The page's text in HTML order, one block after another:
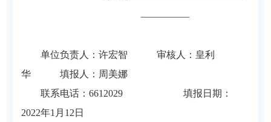
单位负责人：许宏智审核人： 皇利
华填报人： 周美娜
联系电话：6612029
填报日期：
2022年1 月 12 日